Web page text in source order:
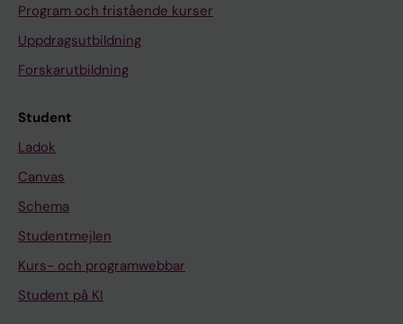
Program och fristående kurser
Uppdragsutbildning
Forskarutbildning
Student
Ladok
Canvas
Schema
Studentmejlen
Kurs- och programwebbar
Student på KI